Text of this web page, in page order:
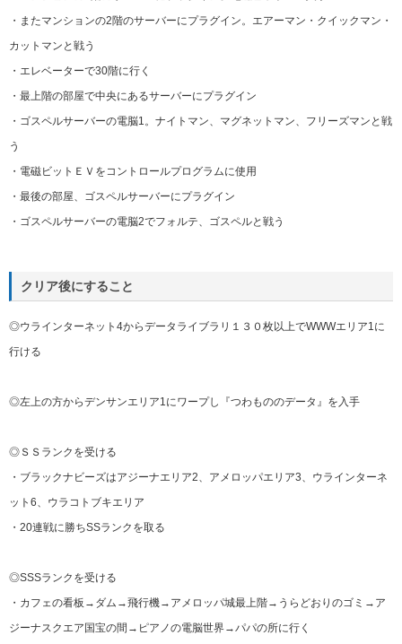
・またマンションの2階のサーバーにプラグイン。エアーマン・クイックマン・
カットマンと戦う
・エレベーターで30階に行く
・最上階の部屋で中央にあるサーバーにプラグイン
・ゴスペルサーバーの電脳1。ナイトマン、マグネットマン、フリーズマンと戦
う
・電磁ビットＥＶをコントロールプログラムに使用
・最後の部屋、ゴスペルサーバーにプラグイン
・ゴスペルサーバーの電脳2でフォルテ、ゴスペルと戦う
クリア後にすること
◎ウラインターネット4からデータライブラリ１３０枚以上でWWWエリア1に
行ける
◎左上の方からデンサンエリア1にワープし『つわもののデータ』を入手
◎ＳＳランクを受ける
・ブラックナビーズはアジーナエリア2、アメロッパエリア3、ウラインターネ
ット6、ウラコトブキエリア
・20連戦に勝ちSSランクを取る
◎SSSランクを受ける
・カフェの看板→ダム→飛行機→アメロッパ城最上階→うらどおりのゴミ→ア
ジーナスクエア国宝の間→ピアノの電脳世界→パパの所に行く